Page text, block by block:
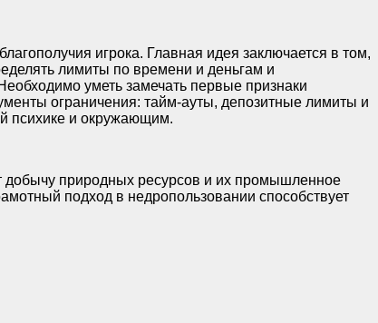
игрока. Главная идея заключается в том,
лимиты по времени и деньгам и
уметь замечать первые признаки
ограничения: тайм-ауты, депозитные лимиты и
психике и окружающим.
добычу природных ресурсов и их промышленное
подход в недропользовании способствует